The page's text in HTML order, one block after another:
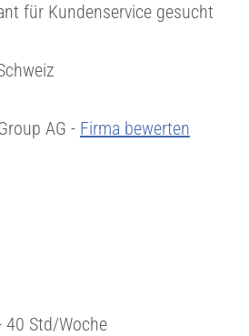
für Kundenservice gesucht
AG - Firma bewerten
40 Std/Woche